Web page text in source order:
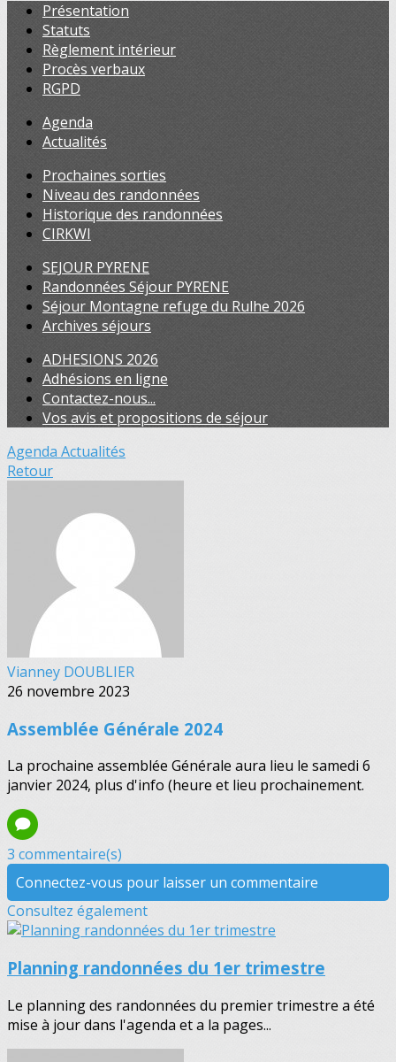
Présentation
Statuts
Règlement intérieur
Procès verbaux
RGPD
Agenda
Actualités
Prochaines sorties
Niveau des randonnées
Historique des randonnées
CIRKWI
SEJOUR PYRENE
Randonnées Séjour PYRENE
Séjour Montagne refuge du Rulhe 2026
Archives séjours
ADHESIONS 2026
Adhésions en ligne
Contactez-nous...
Vos avis et propositions de séjour
Agenda Actualités
Retour
Vianney DOUBLIER
26 novembre 2023
Assemblée Générale 2024
La prochaine assemblée Générale aura lieu le samedi 6
janvier 2024, plus d'info (heure et lieu prochainement.
3 commentaire(s)
Connectez-vous pour laisser un commentaire
Consultez également
Planning randonnées du 1er trimestre
Le planning des randonnées du premier trimestre a été
mise à jour dans l'agenda et a la pages...